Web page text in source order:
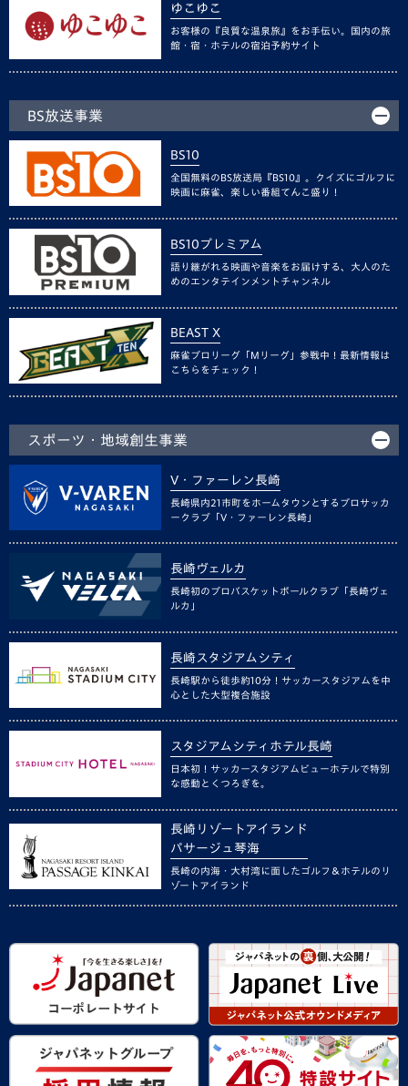
ゆこゆこ
お客様の『良質な温泉旅』をお手伝い。国内の旅
館・宿・ホテルの宿泊予約サイト
BS放送事業
BS10
全国無料のBS放送局『BS10』。クイズにゴルフに
映画に麻雀、楽しい番組てんこ盛り！
BS10プレミアム
語り継がれる映画や音楽をお届けする、大人のた
めのエンタテインメントチャンネル
BEAST X
麻雀プロリーグ「Mリーグ」参戦中！最新情報は
こちらをチェック！
スポーツ・地域創生事業
V・ファーレン長崎
長崎県内21市町をホームタウンとするプロサッカ
ークラブ「V・ファーレン長崎」
長崎ヴェルカ
長崎初のプロバスケットボールクラブ「長崎ヴェ
ルカ」
長崎スタジアムシティ
長崎駅から徒歩約10分！サッカースタジアムを中
心とした大型複合施設
スタジアムシティホテル長崎
日本初！サッカースタジアムビューホテルで特別
な感動とくつろぎを。
長崎リゾートアイランド
パサージュ琴海
長崎の内海・大村湾に面したゴルフ＆ホテルのリ
ゾートアイランド